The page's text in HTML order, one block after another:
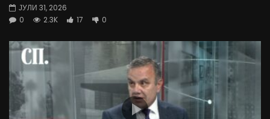
ЈУЛИ 31, 2026
0
2.3K 17 0